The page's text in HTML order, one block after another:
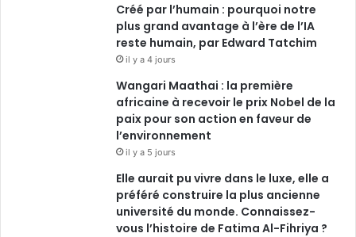
Créé par l’humain : pourquoi notre
plus grand avantage à l’ère de l’IA
reste humain, par Edward Tatchim
il y a 4 jours
Wangari Maathai : la première
africaine à recevoir le prix Nobel de la
paix pour son action en faveur de
l’environnement
il y a 5 jours
Elle aurait pu vivre dans le luxe, elle a
préféré construire la plus ancienne
université du monde. Connaissez-
vous l’histoire de Fatima Al-Fihriya ?